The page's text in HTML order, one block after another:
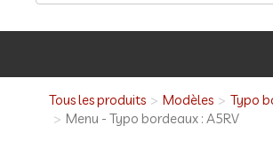
Tous les produits
Modèles
Typo
Menu - Typo bordeaux : A5RV